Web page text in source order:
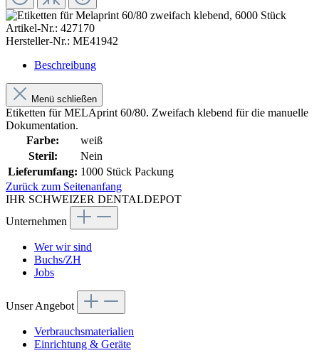
Artikel-Nr.: 427170
Hersteller-Nr.: ME41942
Beschreibung
Menü schließen
Etiketten für MELAprint 60/80. Zweifach klebend für die manuelle
Dokumentation.
Farbe:
weiß
Steril:
Nein
Lieferumfang: 1000 Stück Packung
Zurück zum Seitenanfang
IHR SCHWEIZER DENTALDEPOT
Unternehmen
Wer wir sind
Buchs/ZH
Jobs
Unser Angebot
Verbrauchsmaterialien
Einrichtung & Geräte